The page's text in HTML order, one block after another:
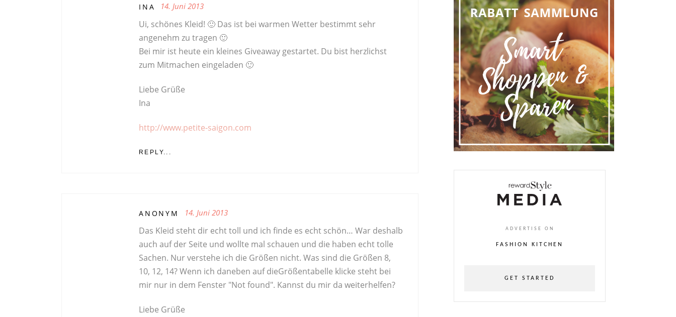
INA 14. Juni 2013
Ui, schönes Kleid! 🙂 Das ist bei warmen Wetter bestimmt sehr
angenehm zu tragen 🙂
Bei mir ist heute ein kleines Giveaway gestartet. Du bist herzlichst
zum Mitmachen eingeladen 🙂
Liebe Grüße
Ina
http://www.petite-saigon.com
REPLY...
ANONYM 14. Juni 2013
Das Kleid steht dir echt toll und ich finde es echt schön… War deshalb
auch auf der Seite und wollte mal schauen und die haben echt tolle
Sachen. Nur verstehe ich die Größen nicht. Was sind die Größen 8,
10, 12, 14? Wenn ich daneben auf dieGrößentabelle klicke steht bei
mir nur in dem Fenster "Not found". Kannst du mir da weiterhelfen?
Liebe Grüße
ADVERTISE ON
FASHION KITCHEN
GET STARTED